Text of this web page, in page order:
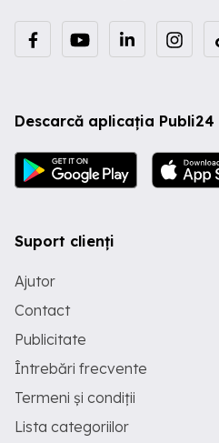
Descarcă aplicația Publi24
Suport clienți
Ajutor
Contact
Publicitate
Întrebări frecvente
Termeni și condiții
Lista categoriilor